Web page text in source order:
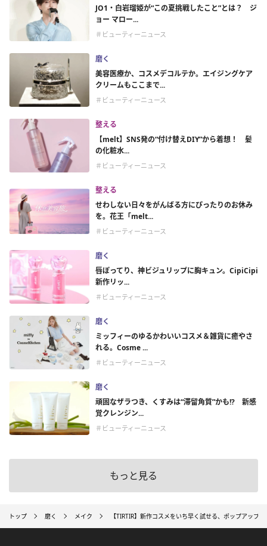
JO1・白岩瑠姫が“この夏挑戦したこと”とは？ ジ
ョー マロー...
＃ビューティーニュース
磨く
美容医療か、コスメデコルテか。エイジングケア
クリームもここまで...
＃ビューティーニュース
整える
【melt】SNS発の“付け替えDIY”から着想！ 髪
の化粧水...
＃ビューティーニュース
整える
せわしない日々をがんばる方にぴったりのお休み
を。花王「melt...
＃ビューティーニュース
磨く
唇ぽってり、神ビジュリップに胸キュン。CipiCipi
新作リッ...
＃ビューティーニュース
磨く
ミッフィーのゆるかわいいコスメ＆雑貨に癒やさ
れる。Cosme ...
＃ビューティーニュース
磨く
頑固なザラつき、くすみは“滞留角質”かも!? 新感
覚クレンジン...
＃ビューティーニュース
もっと見る
トップ 磨く メイク 【TIRTIR】新作コスメをいち早く試せる、ポップアップ